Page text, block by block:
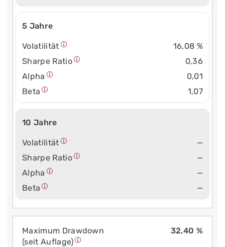
5 Jahre
Volatilität
16,08 %
Sharpe Ratio
0,36
Alpha
0,01
Beta
1,07
10 Jahre
Volatilität
—
Sharpe Ratio
—
Alpha
—
Beta
—
Maximum Drawdown
(seit Auflage)
32,40 %